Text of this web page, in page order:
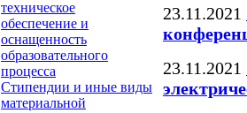
техническое
обеспечение и
оснащенность
образовательного
процесса
Стипендии и иные виды
материальной
23.11.2021
23.11.2021